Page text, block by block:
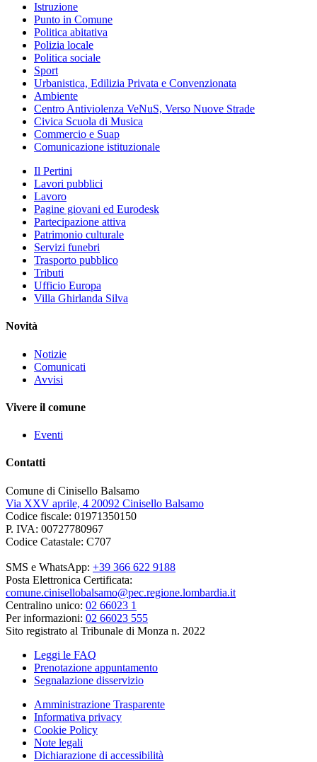
Istruzione
Punto in Comune
Politica abitativa
Polizia locale
Politica sociale
Sport
Urbanistica, Edilizia Privata e Convenzionata
Ambiente
Centro Antiviolenza VeNuS, Verso Nuove Strade
Civica Scuola di Musica
Commercio e Suap
Comunicazione istituzionale
Il Pertini
Lavori pubblici
Lavoro
Pagine giovani ed Eurodesk
Partecipazione attiva
Patrimonio culturale
Servizi funebri
Trasporto pubblico
Tributi
Ufficio Europa
Villa Ghirlanda Silva
Novità
Notizie
Comunicati
Avvisi
Vivere il comune
Eventi
Contatti
Comune di Cinisello Balsamo
Via XXV aprile, 4 20092 Cinisello Balsamo
Codice fiscale: 01971350150
P. IVA: 00727780967
Codice Catastale: C707
SMS e WhatsApp: +39 366 622 9188
Posta Elettronica Certificata:
comune.cinisellobalsamo@pec.regione.lombardia.it
Centralino unico: 02 66023 1
Per informazioni: 02 66023 555
Sito registrato al Tribunale di Monza n. 2022
Leggi le FAQ
Prenotazione appuntamento
Segnalazione disservizio
Amministrazione Trasparente
Informativa privacy
Cookie Policy
Note legali
Dichiarazione di accessibilità